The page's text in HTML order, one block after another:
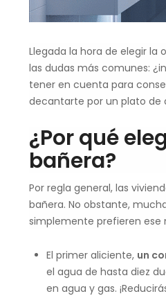
Llegada la hora de elegir
las dudas más comunes:
tener en cuenta para
decantarte por un plato de
¿Por qué
bañera?
Por regla general, las
bañera. No obstante,
simplemente prefieren ese
El primer aliciente, un
el agua de hasta diez
en agua y gas.